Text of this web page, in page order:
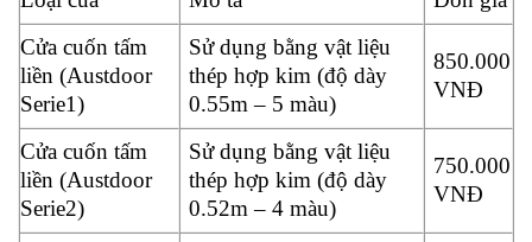
Cửa cuốn tấm
liền (Austdoor
Serie1)
Sử dụng bằng vật liệu
thép hợp kim (độ dày
0.55m – 5 màu)
850.000
VNĐ
Cửa cuốn tấm
liền (Austdoor
Serie2)
Sử dụng bằng vật liệu
thép hợp kim (độ dày
0.52m – 4 màu)
750.000
VNĐ